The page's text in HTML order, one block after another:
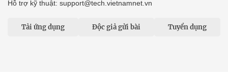
Hỗ trợ kỹ thuật: support@tech.vietnamnet.vn
Tải ứng dụng Độc giả gửi bài Tuyển dụng